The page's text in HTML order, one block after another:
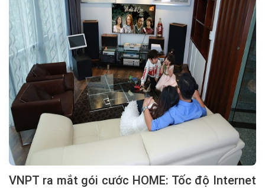
VNPT ra mắt gói cước HOME: Tốc độ Internet